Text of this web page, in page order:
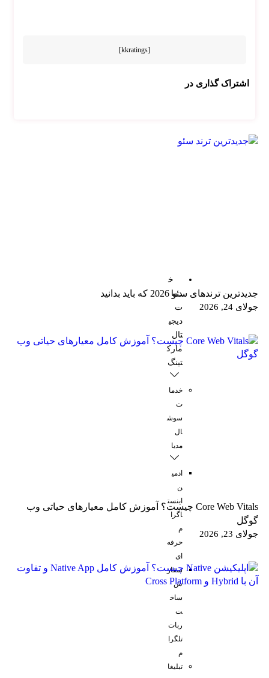
خ
دما
ت
دیجی
تال
مارک
تینگ
خدما
ت
سوش
ال
مدیا
ادمی
ن
اینست
اگرا
م
حرفه
ای
سفار
ش
ساخ
ت
ربات
تلگرا
م
تبلیغا
[kkratings]
اشتراک گذاری در
جدیدترین ترندهای سئو 2026 که باید بدانید
جولای 24, 2026
Core Web Vitals چیست؟ آموزش کامل معیارهای حیاتی وب
گوگل
جولای 23, 2026